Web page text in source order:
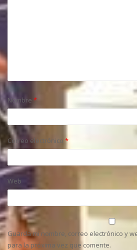
Nombre *
Correo electrónico *
Web
Guarda mi nombre, correo electrónico y
para la próxima vez que comente.